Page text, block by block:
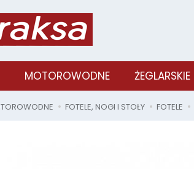
MOTOROWODNE ŻEGLARSKIE
FOTELE, NOGI I STOŁY FOTELE